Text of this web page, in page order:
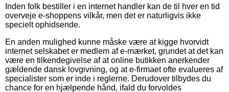
Inden folk bestiller i en internet handler kan de til hver en tid
overveje e-shoppens vilkår, men det er naturligvis ikke
specielt ophidsende.
En anden mulighed kunne måske være at kigge hvorvidt
internet selskabet er medlem af e-mærket, grundet at det kan
være en tilkendegivelse af at online butikken anerkender
gældende dansk lovgivning, og at e-firmaet ofte evalueres af
specialister som er inde i reglerne. Derudover tilbydes du
chance for en hjælpende hånd, ifald du forvoldes